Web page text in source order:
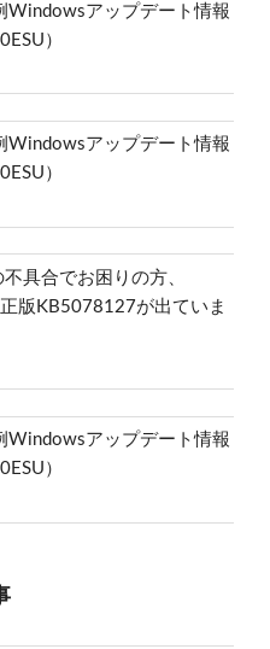
Windowsアップデート情報
）
Windowsアップデート情報
）
具合でお困りの方、
版KB5078127が出ていま
Windowsアップデート情報
）